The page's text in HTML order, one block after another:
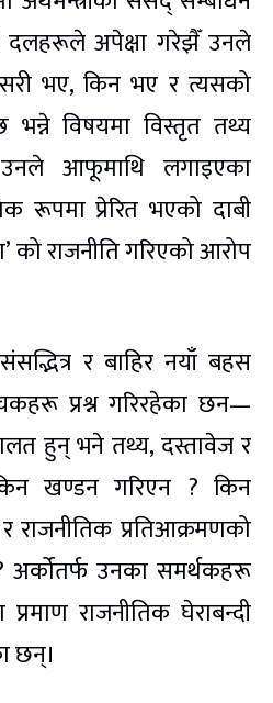
दलहरूले अपेक्षा गरेझैँ उनले
भए, किन भए र त्यसको
भन्ने विषयमा विस्तृत तथ्य
आफूमाथि लगाइएका
रूपमा प्रेरित भएको दाबी
राजनीति गरिएको आरोप
र बाहिर नयाँ बहस
प्रश्न गरिरहेका छन—
हुन् भने तथ्य, दस्तावेज र
किन खण्डन गरिएन ? किन
राजनीतिक प्रतिआक्रमणको
अर्कोतर्फ उनका समर्थकहरू
प्रमाण राजनीतिक घेराबन्दी
छन्।